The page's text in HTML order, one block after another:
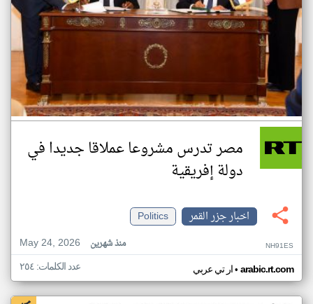
مصر تدرس مشروعا عملاقا جديدا في
دولة إفريقية
اخبار جزر القمر
Politics
May 24, 2026
منذ شهرين NH91ES
ار تي عربي• arabic.rt.com عدد الكلمات: ٢٥٤